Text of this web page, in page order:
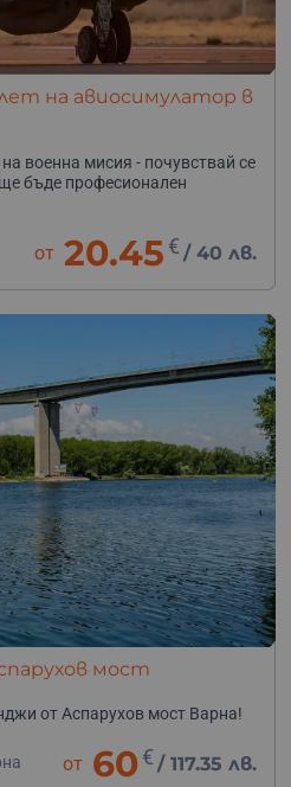
на авиосимулатор в
военна мисия - почувствай се
бъде професионален
от 20.45 € /40 лв.
мост
от Аспарухов мост Варна!
от 60 € /117.35 лв.